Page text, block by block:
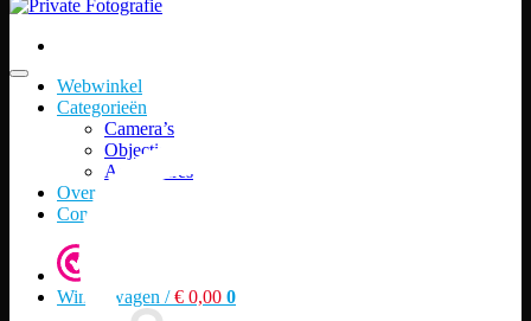
Webwinkel
Categorieën
Camera’s
Objectieven
Accessoires
Over ons
Contact
Winkelwagen /€ 0,00 0